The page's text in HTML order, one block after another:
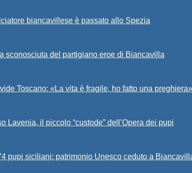
biancavillese è passato allo Spezia
sconosciuta del partigiano eroe di Biancavilla
Toscano: «La vita è fragile, ho fatto una preghiera»
Lavenia, il piccolo “custode” dell’Opera dei pupi
pupi siciliani: patrimonio Unesco ceduto a